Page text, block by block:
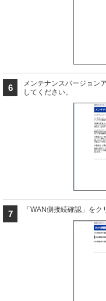
6
メンテナンスバージョン
してください。
7 「WAN側接続確認」をク